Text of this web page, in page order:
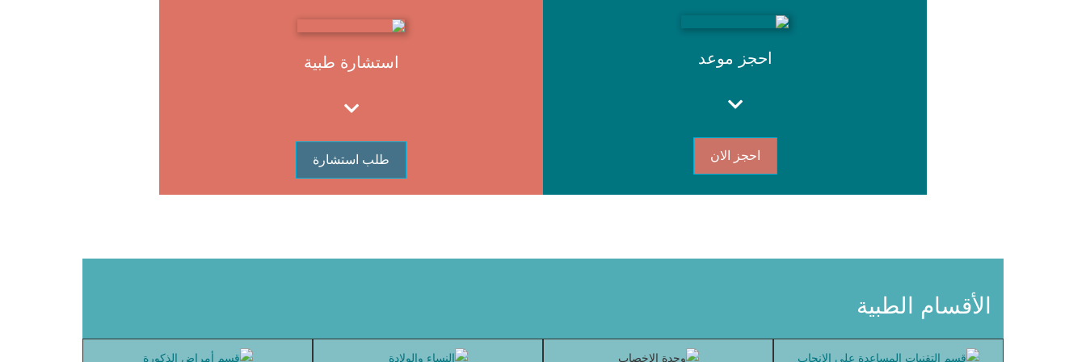
احجز موعد
احجز الان
استشارة طبية
طلب استشارة
الأقسام الطبية